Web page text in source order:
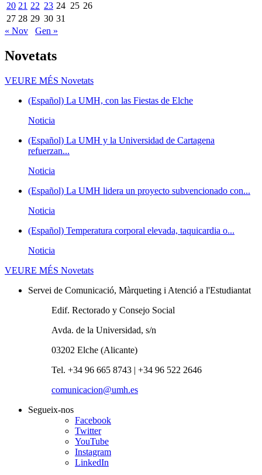
20 21 22 23 24 25 26
27 28 29 30 31
« Nov
Gen »
Novetats
VEURE MÉS Novetats
(Español) La UMH, con las Fiestas de Elche
Noticia
(Español) La UMH y la Universidad de Cartagena
refuerzan...
Noticia
(Español) La UMH lidera un proyecto subvencionado con...
Noticia
(Español) Temperatura corporal elevada, taquicardia o...
Noticia
VEURE MÉS Novetats
Servei de Comunicació, Màrqueting i Atenció a l'Estudiantat
Edif. Rectorado y Consejo Social
Avda. de la Universidad, s/n
03202 Elche (Alicante)
Tel. +34 96 665 8743 | +34 96 522 2646
comunicacion@umh.es
Segueix-nos
Facebook
Twitter
YouTube
Instagram
LinkedIn